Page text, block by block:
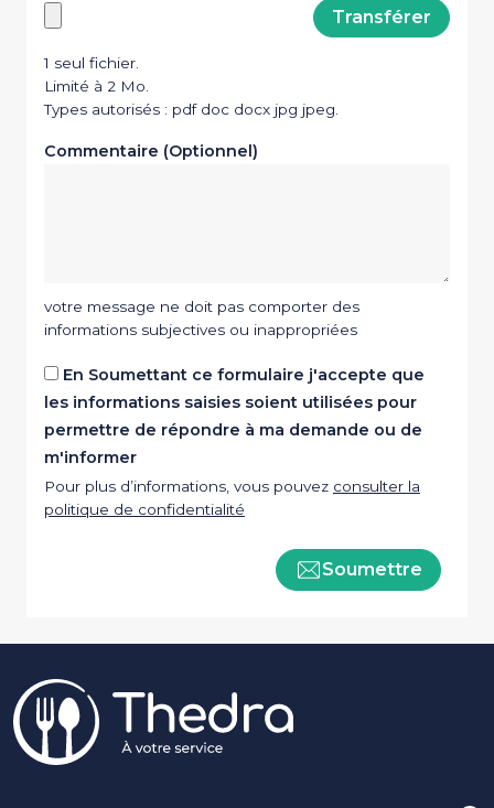
1 seul fichier.
Limité à 2 Mo.
Types autorisés : pdf doc docx jpg jpeg.
Commentaire (Optionnel)
votre message ne doit pas comporter des
informations subjectives ou inappropriées
En Soumettant ce formulaire j'accepte que
les informations saisies soient utilisées pour
permettre de répondre à ma demande ou de
m'informer
Pour plus d’informations, vous pouvez consulter la
politique de confidentialité
Soumettre